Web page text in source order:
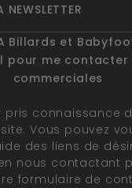
Billards et
pour me contacter
commerciales
pris connaissance
. Vous pouvez
des liens de
nous contactant
formulaire de